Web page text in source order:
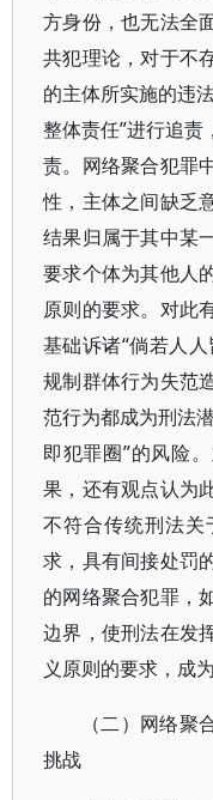
方身份，也无法全
共犯理论，对于不
的主体所实施的违
整体责任”进行追责
责。网络聚合犯罪
性，主体之间缺乏
结果归属于其中某
要求个体为其他人
原则的要求。对此
基础诉诸“倘若人
规制群体行为失范
范行为都成为刑法
即犯罪圈”的风险
果，还有观点认为
不符合传统刑法
求，具有间接处罚
的网络聚合犯罪，
边界，使刑法在发
义原则的要求，成
（二）网络
挑战